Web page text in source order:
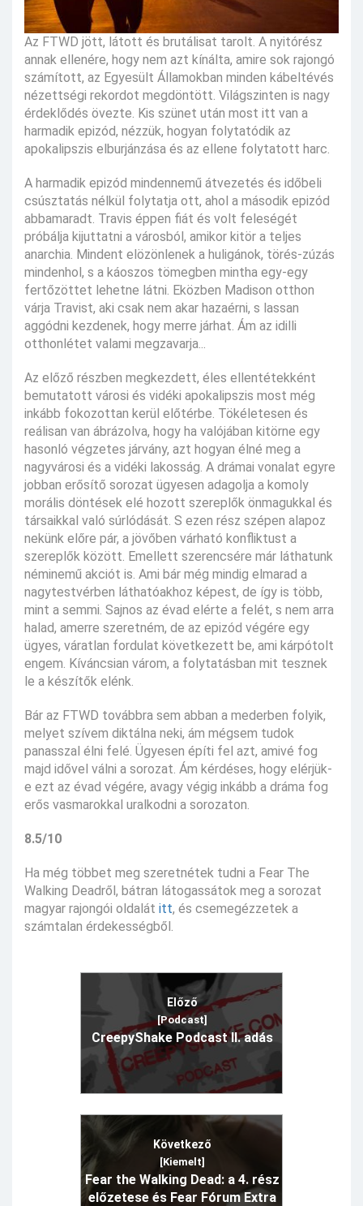
Az FTWD jött, látott és brutálisat tarolt. A nyitórész
annak ellenére, hogy nem azt kínálta, amire sok rajongó
számított, az Egyesült Államokban minden kábeltévés
nézettségi rekordot megdöntött. Világszinten is nagy
érdeklődés övezte. Kis szünet után most itt van a
harmadik epizód, nézzük, hogyan folytatódik az
apokalipszis elburjánzása és az ellene folytatott harc.
A harmadik epizód mindennemű átvezetés és időbeli
csúsztatás nélkül folytatja ott, ahol a második epizód
abbamaradt. Travis éppen fiát és volt feleségét
próbálja kijuttatni a városból, amikor kitör a teljes
anarchia. Mindent elözönlenek a huligánok, törés-zúzás
mindenhol, s a káoszos tömegben mintha egy-egy
fertőzöttet lehetne látni. Eközben Madison otthon
várja Travist, aki csak nem akar hazaérni, s lassan
aggódni kezdenek, hogy merre járhat. Ám az idilli
otthonlétet valami megzavarja...
Az előző részben megkezdett, éles ellentétekként
bemutatott városi és vidéki apokalipszis most még
inkább fokozottan kerül előtérbe. Tökéletesen és
reálisan van ábrázolva, hogy ha valójában kitörne egy
hasonló végzetes járvány, azt hogyan élné meg a
nagyvárosi és a vidéki lakosság. A drámai vonalat egyre
jobban erősítő sorozat ügyesen adagolja a komoly
morális döntések elé hozott szereplők önmagukkal és
társaikkal való súrlódását. S ezen rész szépen alapoz
nekünk előre pár, a jövőben várható konfliktust a
szereplők között. Emellett szerencsére már láthatunk
néminemű akciót is. Ami bár még mindig elmarad a
nagytestvérben láthatóakhoz képest, de így is több,
mint a semmi. Sajnos az évad elérte a felét, s nem arra
halad, amerre szeretném, de az epizód végére egy
ügyes, váratlan fordulat következett be, ami kárpótolt
engem. Kíváncsian várom, a folytatásban mit tesznek
le a készítők elénk.
Bár az FTWD továbbra sem abban a mederben folyik,
melyet szívem diktálna neki, ám mégsem tudok
panasszal élni felé. Ügyesen építi fel azt, amivé fog
majd idővel válni a sorozat. Ám kérdéses, hogy elérjük-
e ezt az évad végére, avagy végig inkább a dráma fog
erős vasmarokkal uralkodni a sorozaton.
8.5/10
Ha még többet meg szeretnétek tudni a Fear The
Walking Deadről, bátran látogassátok meg a sorozat
magyar rajongói oldalát itt, és csemegézzetek a
számtalan érdekességből.
Előző
[Podcast]
CreepyShake Podcast II. adás
Következő
[Kiemelt]
Fear the Walking Dead: a 4. rész
előzetese és Fear Fórum Extra